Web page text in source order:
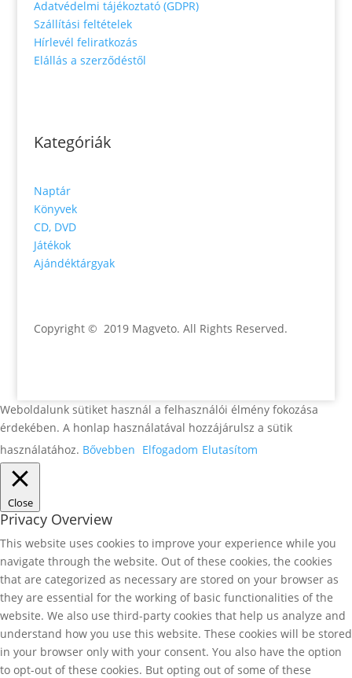
Adatvédelmi tájékoztató (GDPR)
Szállítási feltételek
Hírlevél feliratkozás
Elállás a szerződéstől
Kategóriák
Naptár
Könyvek
CD, DVD
Játékok
Ajándéktárgyak
Copyright © 2019 Magveto. All Rights Reserved.
Weboldalunk sütiket használ a felhasználói élmény fokozása
érdekében. A honlap használatával hozzájárulsz a sütik
használatához. Bővebben Elfogadom Elutasítom
Close
Privacy Overview
This website uses cookies to improve your experience while you
navigate through the website. Out of these cookies, the cookies
that are categorized as necessary are stored on your browser as
they are essential for the working of basic functionalities of the
website. We also use third-party cookies that help us analyze and
understand how you use this website. These cookies will be stored
in your browser only with your consent. You also have the option
to opt-out of these cookies. But opting out of some of these